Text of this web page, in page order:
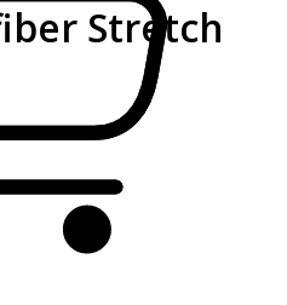
Stretch